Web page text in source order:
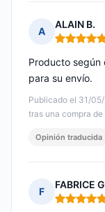
A
ALAIN B.
Nota: 5 de
Publicado el 31/
tras una compra
Producto
para su envío.
Opinión traducida
F
FABRICE
Nota: 5 de